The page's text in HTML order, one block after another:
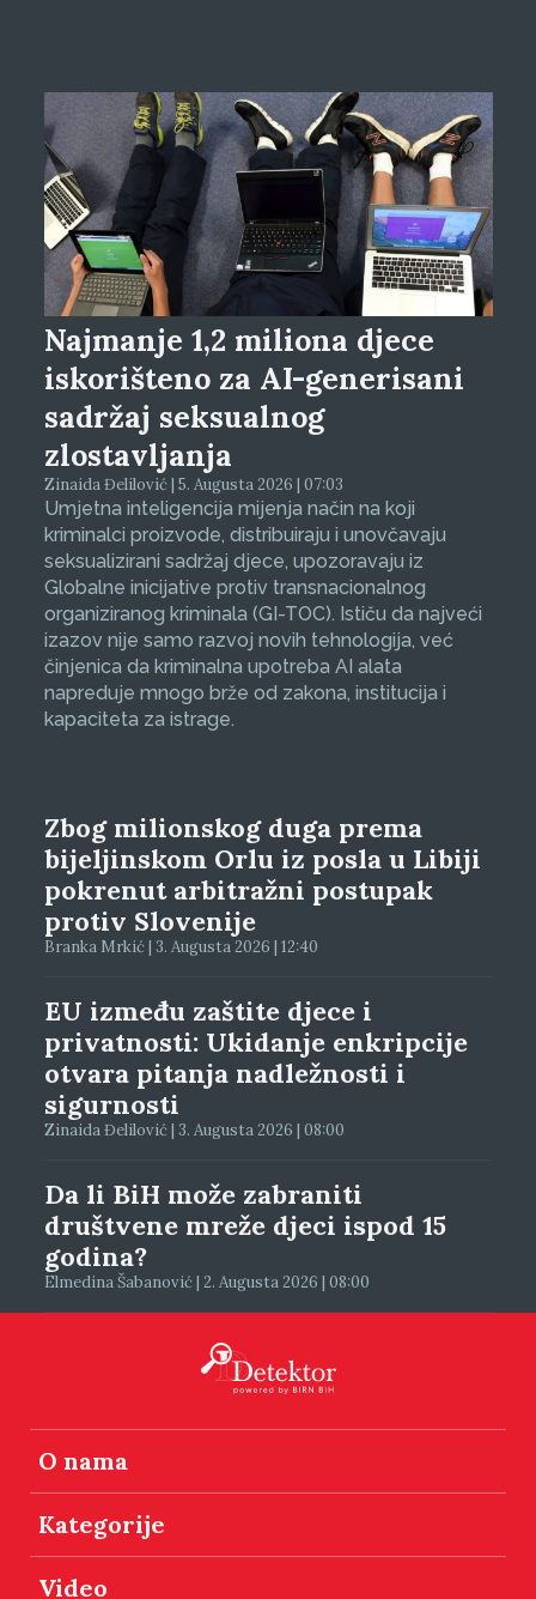
Najmanje 1,2 miliona djece
iskorišteno za AI-generisani
sadržaj seksualnog
zlostavljanja
Zinaida Đelilović | 5. Augusta 2026 | 07:03
Umjetna inteligencija mijenja način na koji
kriminalci proizvode, distribuiraju i unovčavaju
seksualizirani sadržaj djece, upozoravaju iz
Globalne inicijative protiv transnacionalnog
organiziranog kriminala (GI-TOC). Ističu da najveći
izazov nije samo razvoj novih tehnologija, već
činjenica da kriminalna upotreba AI alata
napreduje mnogo brže od zakona, institucija i
kapaciteta za istrage.
Zbog milionskog duga prema
bijeljinskom Orlu iz posla u Libiji
pokrenut arbitražni postupak
protiv Slovenije
Branka Mrkić | 3. Augusta 2026 | 12:40
EU između zaštite djece i
privatnosti: Ukidanje enkripcije
otvara pitanja nadležnosti i
sigurnosti
Zinaida Đelilović | 3. Augusta 2026 | 08:00
Da li BiH može zabraniti
društvene mreže djeci ispod 15
godina?
Elmedina Šabanović | 2. Augusta 2026 | 08:00
O nama
Kategorije
Video